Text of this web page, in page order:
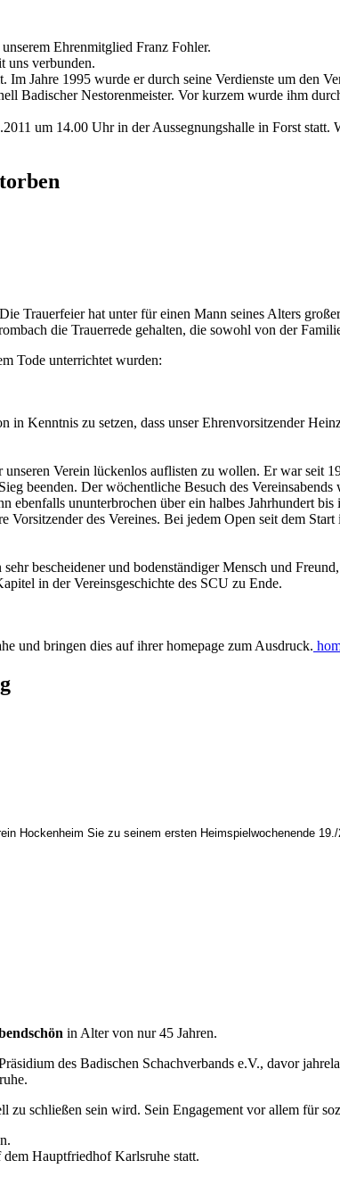
Ehrenmitglied Franz Fohler.
uns verbunden.
Jahre 1995 wurde er durch seine Verdienste um den
Badischer Nestorenmeister. Vor kurzem wurde ihm
um 14.00 Uhr in der Aussegnungshalle in Forst
Trauerfeier hat unter für einen Mann seines Alters
die Trauerrede gehalten, die sowohl von der
Tode unterrichtet wurden:
Kenntnis zu setzen, dass unser Ehrenvorsitzender
Verein lückenlos auflisten zu wollen. Er war seit
beenden. Der wöchentliche Besuch des
ebenfalls ununterbrochen über ein halbes Jahrhundert
Vorsitzender des Vereines. Bei jedem Open seit dem
bescheidener und bodenständiger Mensch und
in der Vereinsgeschichte des SCU zu Ende.
und bringen dies auf ihrer homepage zum Ausdruck.
Hockenheim Sie zu seinem ersten Heimspielwochenende
in Alter von nur 45 Jahren.
des Badischen Schachverbands e.V., davor
zu schließen sein wird. Sein Engagement vor allem für
Hauptfriedhof Karlsruhe statt.